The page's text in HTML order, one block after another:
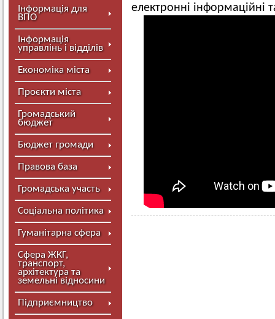
Інформація для
ВПО
Інформація
управлінь і відділів
Економіка міста
Проєкти міста
Громадський
бюджет
Бюджет громади
Правова база
Громадська участь
Соціальна політика
Гуманітарна сфера
Сфера ЖКГ,
транспорт,
архітектура та
земельні відносини
Підприємництво
електронні інформаційні